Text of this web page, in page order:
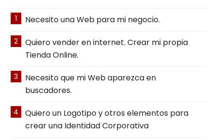
1 Necesito una Web para mi negocio.
2
Quiero vender en internet. Crear mi propia
Tienda Online.
3
Necesito que mi Web aparezca en
buscadores.
4
Quiero un Logotipo y otros elementos para
crear una Identidad Corporativa